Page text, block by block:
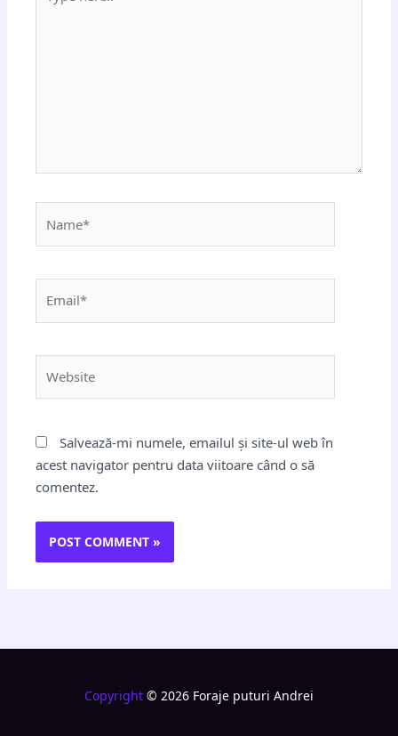
here..
Salvează-mi numele, emailul și site-ul web în
acest navigator pentru data viitoare când o să
comentez.
Copyright © 2026 Foraje puturi Andrei